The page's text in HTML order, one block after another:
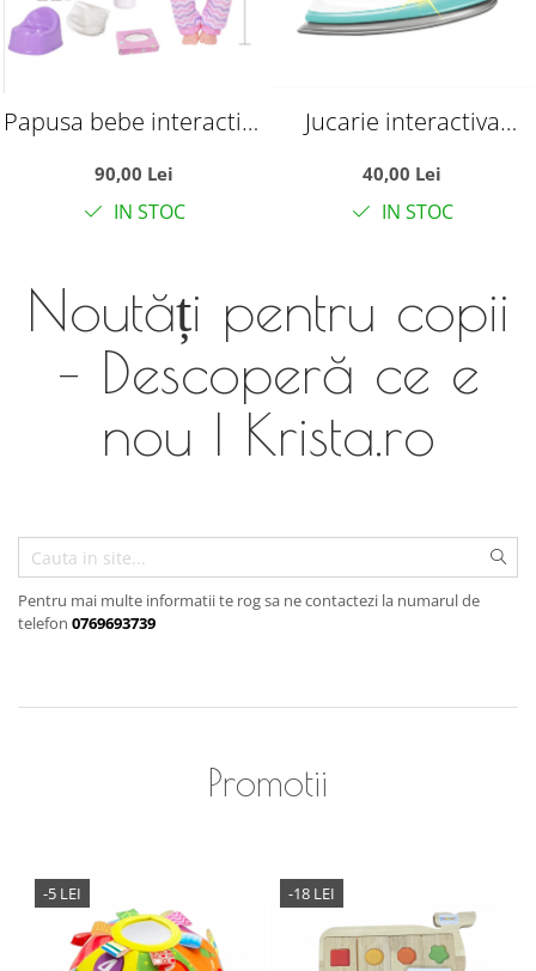
Papusa bebe interactiva
limba romana, olita si
accesorii, 28 cm, +18
90,00 Lei
IN STOC
Jucarie interactiva
functii electronice, 20
cm, +3 ani
40,00 Lei
IN STOC
Noutăți pentru copii
– Descoperă ce e
nou | Krista.ro
Pentru mai multe informatii te rog sa ne contactezi la numarul de
telefon 0769693739
Promotii
-5 LEI -18 LEI